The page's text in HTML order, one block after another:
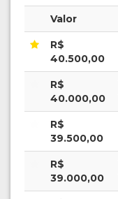
Valor
R$
40.500,00
R$
40.000,00
R$
39.500,00
R$
39.000,00